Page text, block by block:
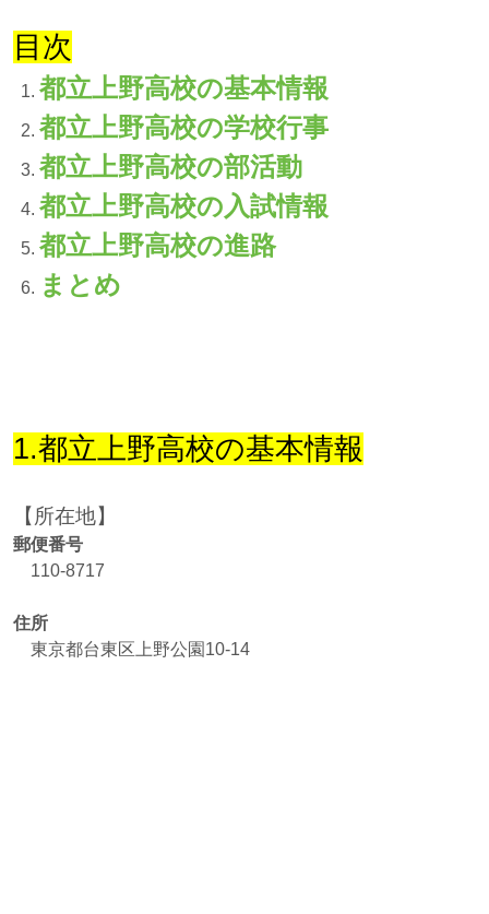
目次
都立上野高校の基本情報
都立上野高校の学校行事
都立上野高校の部活動
都立上野高校の入試情報
都立上野高校の進路
まとめ
1.都立上野高校の基本情報
【所在地】
郵便番号
110-8717
住所
東京都台東区上野公園10-14